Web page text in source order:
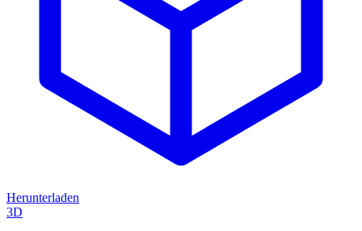
Herunterladen
3D